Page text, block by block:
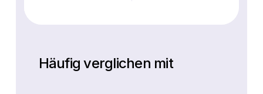
Häufig verglichen mit